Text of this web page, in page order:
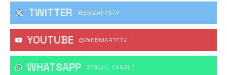
TWITTER WEBMARTETV
YOUTUBE @WEBMARTETV
WHATSAPP ‎SEGUI IL CANALE